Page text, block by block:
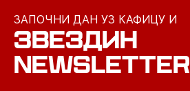
ЗАПОЧНИ ДАН УЗ КАФИЦУ И
ЗВЕЗДИН
NEWSLETTER